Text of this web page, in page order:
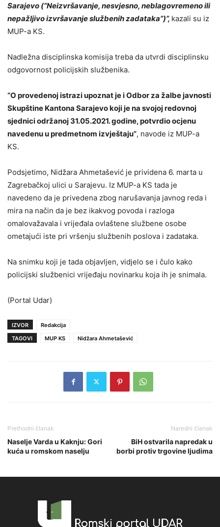
Sarajevo (“Neizvršavanje, nesvjesno, neblagovremeno ili
nepažljivo izvršavanje službenih zadataka”)”, kazali su iz
MUP-a KS.
Nadležna disciplinska komisija treba da utvrdi disciplinsku
odgovornost policijskih službenika.
“O provedenoj istrazi upoznat je i Odbor za žalbe javnosti
Skupštine Kantona Sarajevo koji je na svojoj redovnoj
sjednici održanoj 31.05.2021. godine, potvrdio ocjenu
navedenu u predmetnom izvještaju”, navode iz MUP-a
KS.
Podsjetimo, Nidžara Ahmetašević je prividena 6. marta u
Zagrebačkoj ulici u Sarajevu. Iz MUP-a KS tada je
navedeno da je privedena zbog narušavanja javnog reda i
mira na način da je bez ikakvog povoda i razloga
omalovažavala i vrijeđala ovlaštene službene osobe
ometajući iste pri vršenju službenih poslova i zadataka.
Na snimku koji je tada objavljen, vidjelo se i čulo kako
policijski službenici vrijeđaju novinarku koja ih je snimala.
(Portal Udar)
IZVOR
Redakcija
TAGOVI
MUP KS Nidžara Ahmetašević
Prethodni članak
Naselje Varda u Kaknju: Gori
kuća u romskom naselju
Naredni članak
BiH ostvarila napredak u
borbi protiv trgovine ljudima